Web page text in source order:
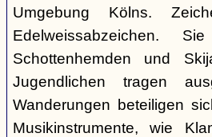
Umgebung Kölns.
Edelweissabzeichen.
Schottenhemden und
Jugendlichen tragen
Wanderungen beteiligen
Musikinstrumente, wie